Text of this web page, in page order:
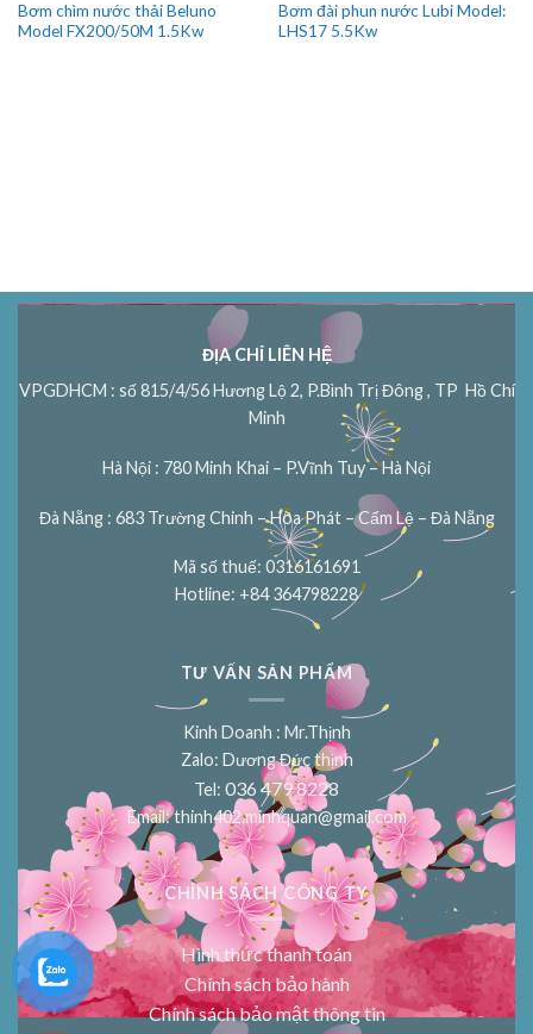
Bơm chìm nước thải Beluno
Model FX200/50M 1.5Kw
Bơm đài phun nước Lubi Model:
LHS17 5.5Kw
ĐỊA CHỈ LIÊN HỆ
VPGDHCM : số 815/4/56 Hương Lộ 2, P.Bình Trị Đông , TP Hồ Chí
Minh
Hà Nội : 780 Minh Khai – P.Vĩnh Tuy – Hà Nội
Đà Nẵng : 683 Trường Chinh – Hòa Phát – Cẩm Lệ – Đà Nẵng
Mã số thuế: 0316161691
Hotline: +84 364798228
TƯ VẤN SẢN PHẨM
Kinh Doanh : Mr.Thịnh
Zalo: Dương Đức thịnh
Tel: 036 479 8228
Email:thinh402.minhquan@gmail.com
CHÍNH SÁCH CÔNG TY
Hình thức thanh toán
Chính sách bảo hành
Chính sách bảo mật thông tin